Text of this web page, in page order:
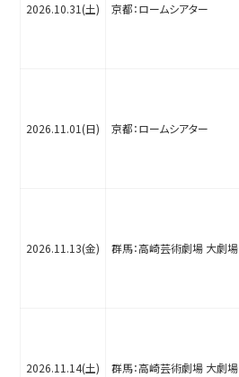
2026.10.31(土) 京都：ロームシアター
2026.11.01(日) 京都：ロームシアター
2026.11.13(金) 群馬：高崎芸術劇場 大劇場
2026.11.14(土) 群馬：高崎芸術劇場 大劇場